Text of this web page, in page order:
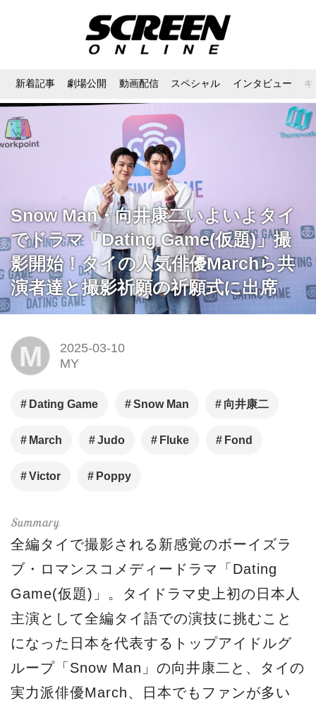
新着記事 劇場公開 動画配信 スペシャル インタビュー
Snow Man・向井康二いよいよタイ
でドラマ「Dating Game(仮題)」撮
影開始！タイの人気俳優Marchら共
演者達と撮影祈願の祈願式に出席
M
2025-03-10
MY
Dating Game Snow Man 向井康二
March Judo Fluke Fond
Victor Poppy
全編タイで撮影される新感覚のボーイズラ
ブ・ロマンスコメディードラマ「Dating
Game(仮題)」。タイドラマ史上初の日本人
主演として全編タイ語での演技に挑むこと
になった日本を代表するトップアイドルグ
ループ「Snow Man」の向井康二と、タイの
実力派俳優March、日本でもファンが多い